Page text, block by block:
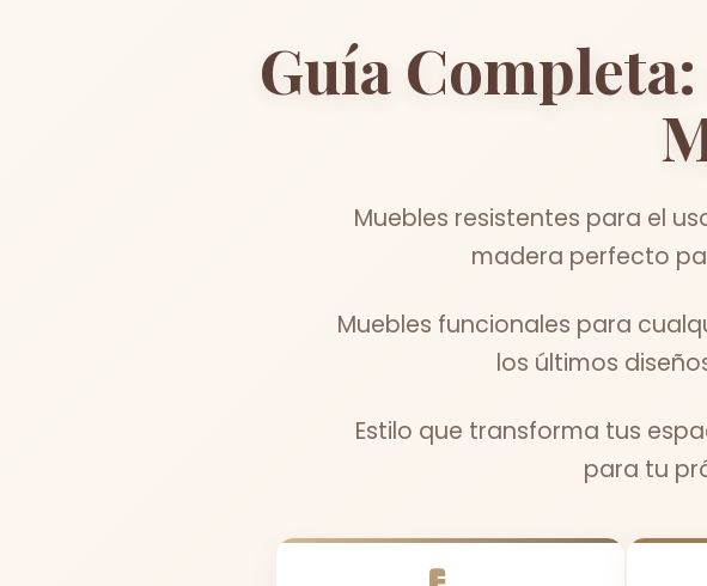
Guía Completa:
Muebles resistentes para el
madera perfecto
Muebles funcionales para
los últimos
Estilo que transforma tus
para tu